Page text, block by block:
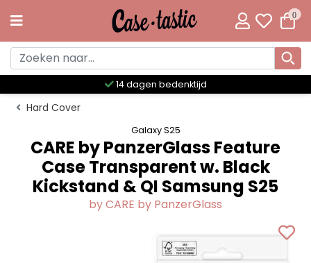
0
14 dagen bedenktijd
Hard Cover
Galaxy S25
CARE by PanzerGlass Feature
Case Transparent w. Black
Kickstand & QI Samsung S25
by CARE by PanzerGlass